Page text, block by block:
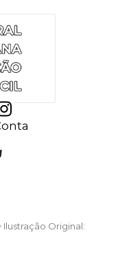
Ilustração Original: